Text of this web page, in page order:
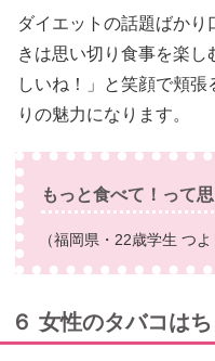
ダイエットの話題ばかり
きは思い切り食事を楽
しいね！」と笑顔で頬
りの魅力になります。
もっと食べて！って思
（福岡県・22歳学生 つよ
６ 女性のタバコは